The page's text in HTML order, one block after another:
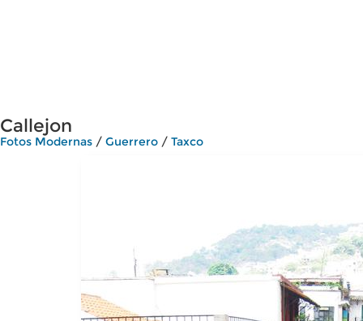
Callejon
Fotos Modernas / Guerrero / Taxco